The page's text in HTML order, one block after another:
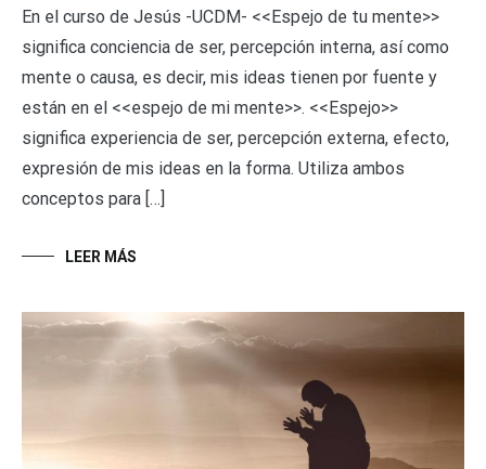
En el curso de Jesús -UCDM- <<Espejo de tu mente>>
significa conciencia de ser, percepción interna, así como
mente o causa, es decir, mis ideas tienen por fuente y
están en el <<espejo de mi mente>>. <<Espejo>>
significa experiencia de ser, percepción externa, efecto,
expresión de mis ideas en la forma. Utiliza ambos
conceptos para […]
LEER MÁS